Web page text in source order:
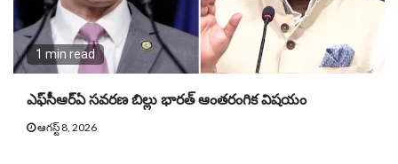
1 min read
ఎఫ్‌సీఆర్ఏ సవరణ బిల్లు భారత్ ఆంతరంగిక విషయం
ఆగస్ట్ 8, 2026